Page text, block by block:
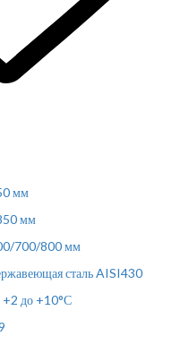
мм
мм
700/800 мм
сталь AISI430
+2 до +10°С